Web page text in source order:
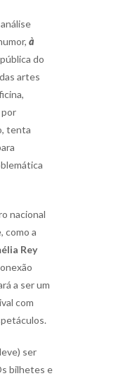
à
do
artes
tenta
nacional
como a
Rey
a ser um
com
ser
bilhetes e